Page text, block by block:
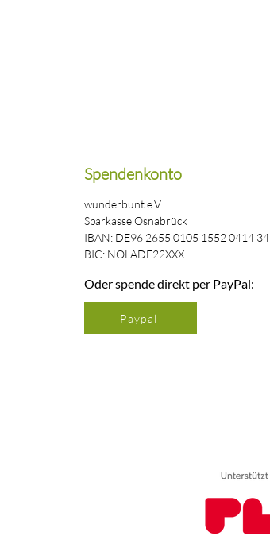
Spendenkonto
wunderbunt e.V.
Sparkasse Osnabrück
IBAN: DE96 2655 0105 1552 0414 34
BIC: NOLADE22XXX
Oder spende direkt per PayPal:
Paypal